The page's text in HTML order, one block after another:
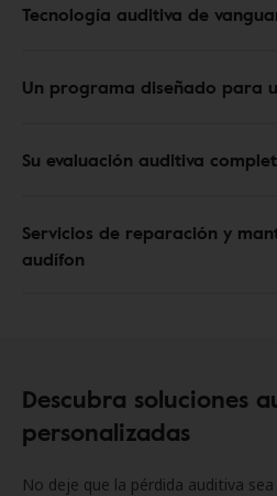
Tecnología auditiva de
Un programa diseñado para
Su evaluación auditiva
Servicios de reparación y
audífon
Descubra soluciones
personalizadas
No deje que la pérdida auditiva